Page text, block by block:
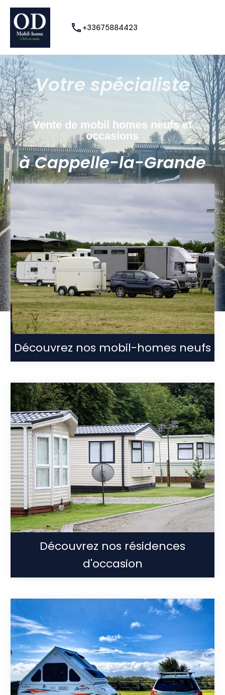
+33675884423
Votre spécialiste
Vente de mobil homes neufs et
occasions
à Cappelle-la-Grande
Découvrez nos mobil-homes neufs
Découvrez nos résidences
d'occasion